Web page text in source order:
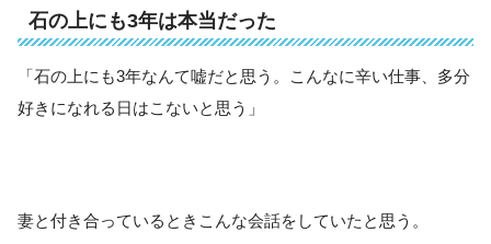
石の上にも3年は本当だった
「石の上にも3年なんて嘘だと思う。こんなに辛い仕事、多分
好きになれる日はこないと思う」
妻と付き合っているときこんな会話をしていたと思う。